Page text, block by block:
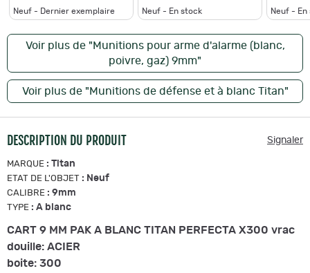
Neuf - Dernier exemplaire
Neuf - En stock
Neuf - En
Voir plus de "Munitions pour arme d'alarme (blanc,
poivre, gaz) 9mm"
Voir plus de "Munitions de défense et à blanc Titan"
DESCRIPTION DU PRODUIT Signaler
MARQUE : Titan
ETAT DE L'OBJET : Neuf
CALIBRE : 9mm
TYPE : A blanc
CART 9 MM PAK A BLANC TITAN PERFECTA X300 vrac
douille: ACIER
boite: 300